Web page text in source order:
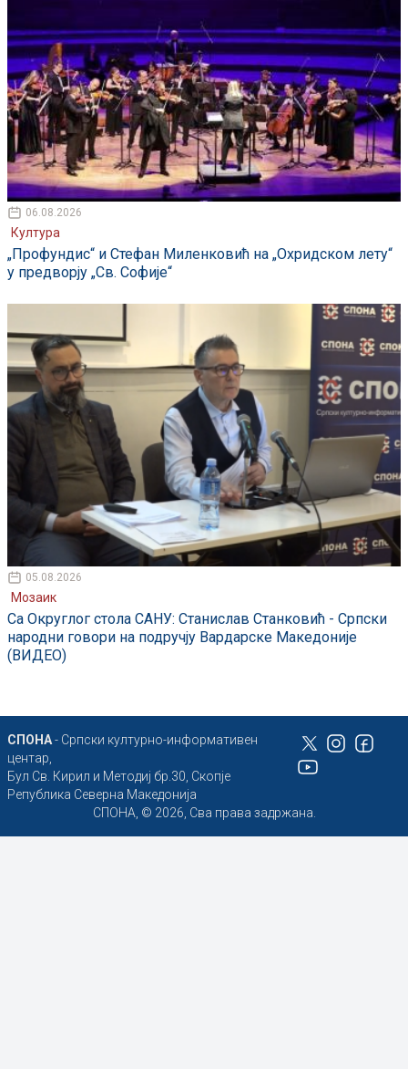
06.08.2026
Култура
„Профундис“ и Стефан Миленковић на „Охридском лету“
у предворју „Св. Софије“
05.08.2026
Мозаик
Са Округлог стола САНУ: Станислав Станковић - Српски
народни говори на подручју Вардарске Македоније
(ВИДЕО)
СПОНА- Српски културно-информативен
центар,
Бул Св. Кирил и Методиј бр.30, Скопје
Република Северна Македонија
СПОНА, © 2026, Сва права задржана.